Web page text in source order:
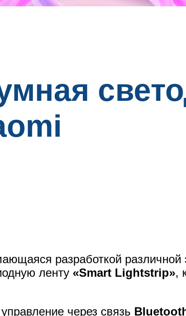
разработкой различной
ленту «Smart Lightstrip»,
через связь